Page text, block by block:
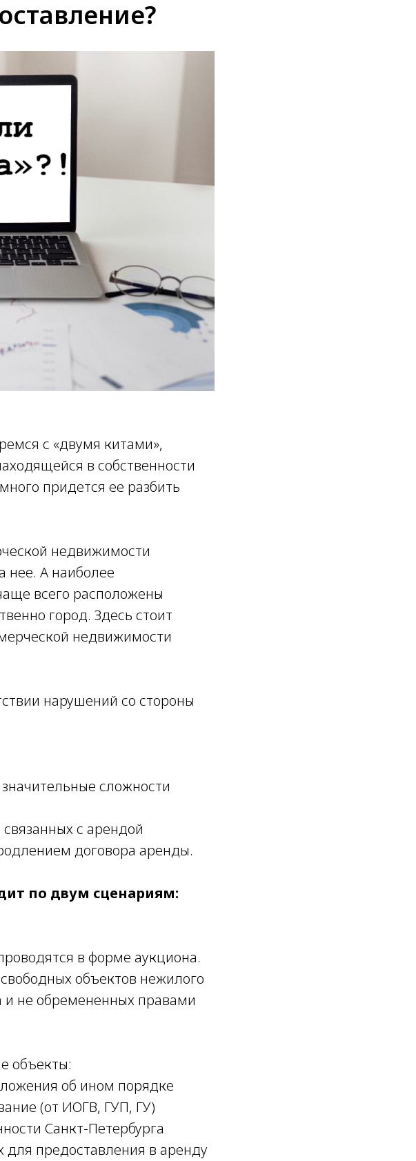
с «двумя китами»,
в собственности
придется ее разбить
недвижимости
нее. А наиболее
всего расположены
город. Здесь стоит
недвижимости
нарушений со стороны
сложности
с арендой
договора аренды.
по двум сценариям:
в форме аукциона.
объектов нежилого
и не обремененных правами
объекты:
об ином порядке
(от ИОГВ, ГУП, ГУ)
Санкт-Петербурга
предоставления в аренду